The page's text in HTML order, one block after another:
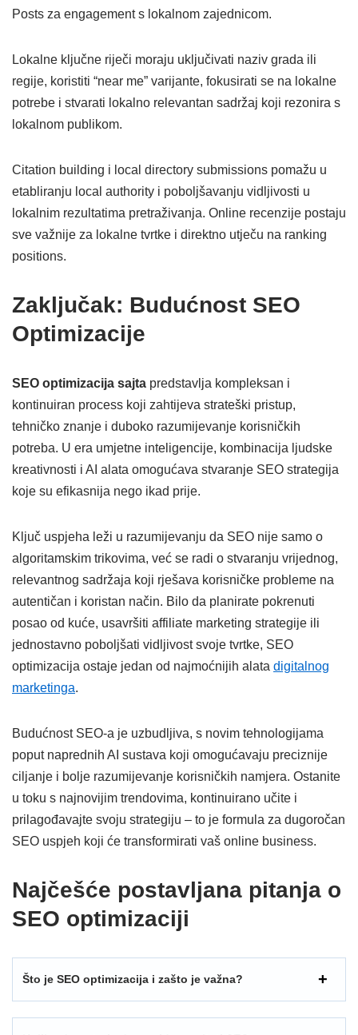
Posts za engagement s lokalnom zajednicom.
Lokalne ključne riječi moraju uključivati naziv grada ili
regije, koristiti “near me” varijante, fokusirati se na lokalne
potrebe i stvarati lokalno relevantan sadržaj koji rezonira s
lokalnom publikom.
Citation building i local directory submissions pomažu u
etabliranju local authority i poboljšavanju vidljivosti u
lokalnim rezultatima pretraživanja. Online recenzije postaju
sve važnije za lokalne tvrtke i direktno utječu na ranking
positions.
Zaključak: Budućnost SEO
Optimizacije
SEO optimizacija sajta predstavlja kompleksan i
kontinuiran process koji zahtijeva strateški pristup,
tehničko znanje i duboko razumijevanje korisničkih
potreba. U era umjetne inteligencije, kombinacija ljudske
kreativnosti i AI alata omogućava stvaranje SEO strategija
koje su efikasnija nego ikad prije.
Ključ uspjeha leži u razumijevanju da SEO nije samo o
algoritamskim trikovima, već se radi o stvaranju vrijednog,
relevantnog sadržaja koji rješava korisničke probleme na
autentičan i koristan način. Bilo da planirate pokrenuti
posao od kuće, usavršiti affiliate marketing strategije ili
jednostavno poboljšati vidljivost svoje tvrtke, SEO
optimizacija ostaje jedan od najmoćnijih alata digitalnog
marketinga.
Budućnost SEO-a je uzbudljiva, s novim tehnologijama
poput naprednih AI sustava koji omogućavaju preciznije
ciljanje i bolje razumijevanje korisničkih namjera. Ostanite
u toku s najnovijim trendovima, kontinuirano učite i
prilagođavajte svoju strategiju – to je formula za dugoročan
SEO uspjeh koji će transformirati vaš online business.
Najčešće postavljana pitanja o
SEO optimizaciji
Što je SEO optimizacija i zašto je važna?